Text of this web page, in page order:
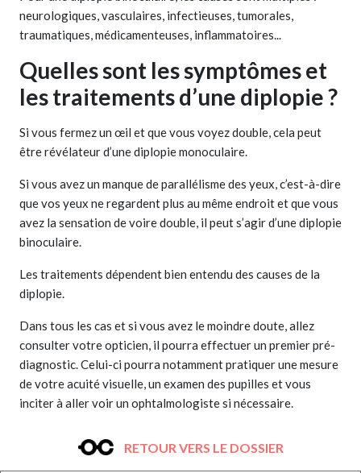
neurologiques, vasculaires, infectieuses, tumorales,
traumatiques, médicamenteuses, inflammatoires...
Quelles sont les symptômes et
les traitements d’une diplopie ?
Si vous fermez un œil et que vous voyez double, cela peut
être révélateur d’une diplopie monoculaire.
Si vous avez un manque de parallélisme des yeux, c’est-à-dire
que vos yeux ne regardent plus au même endroit et que vous
avez la sensation de voire double, il peut s’agir d’une diplopie
binoculaire.
Les traitements dépendent bien entendu des causes de la
diplopie.
Dans tous les cas et si vous avez le moindre doute, allez
consulter votre opticien, il pourra effectuer un premier pré-
diagnostic. Celui-ci pourra notamment pratiquer une mesure
de votre acuité visuelle, un examen des pupilles et vous
inciter à aller voir un ophtalmologiste si nécessaire.
RETOUR VERS LE DOSSIER